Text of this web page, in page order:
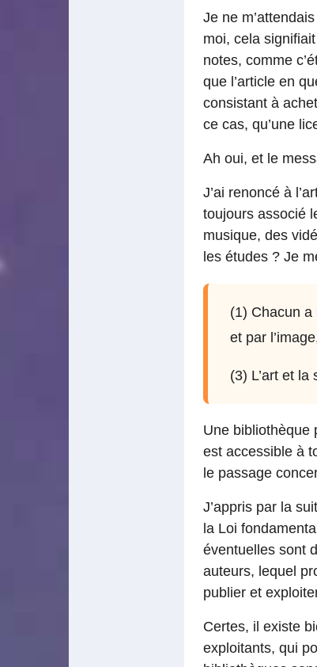
Je ne
moi, cela
notes, comme
que l’article en
consistant à
ce cas, qu’une
Ah oui, et le
J’ai renoncé à
toujours associé
musique, des
les études ? Je
(1) Chacun a
et par
(3) L’art et
Une bibliothèque
est accessible à
le passage
J’appris par la
la Loi
éventuelles sont
auteurs, lequel
publier et
Certes, il existe
exploitants, qui